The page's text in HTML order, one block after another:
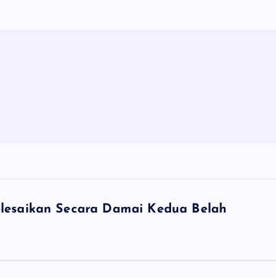
Secara Damai Kedua Belah